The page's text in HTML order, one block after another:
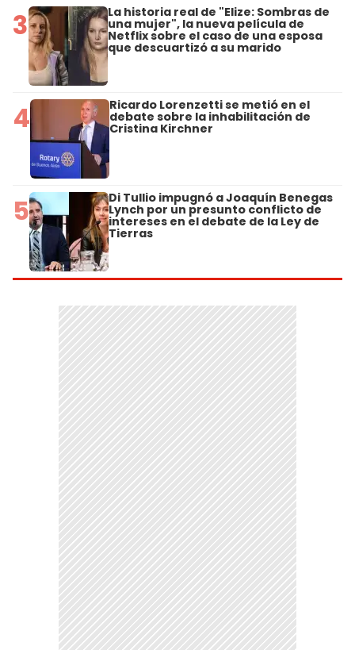
3 La historia real de "Elize: Sombras de
una mujer", la nueva película de
Netflix sobre el caso de una esposa
que descuartizó a su marido
4 Ricardo Lorenzetti se metió en el
debate sobre la inhabilitación de
Cristina Kirchner
5 Di Tullio impugnó a Joaquín Benegas
Lynch por un presunto conflicto de
intereses en el debate de la Ley de
Tierras